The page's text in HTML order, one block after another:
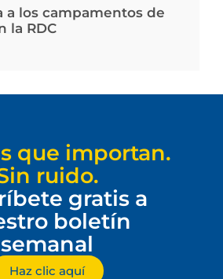
a los campamentos de
la RDC
que importan.
ruido.
gratis a
boletín
semanal
Haz clic aquí